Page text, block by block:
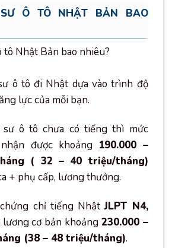
Ô TÔ NHẬT BẢN BAO
ô tô đi Nhật dựa vào trình độ
lực của mỗi bạn.
ô tô chưa có tiếng thì mức
được khoảng 190.000 –
( 32 – 40 triệu/tháng)
+ phụ cấp, lương thưởng.
chỉ tiếng NhậtJLPT N4,
cơ bản khoảng 230.000 –
(38 – 48 triệu/tháng).